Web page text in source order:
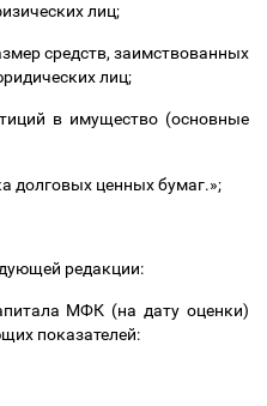
лиц;
средств, заимствованных
лиц;
в имущество (основные
долговых ценных бумаг.»;
редакции:
МФК (на дату оценки)
показателей: